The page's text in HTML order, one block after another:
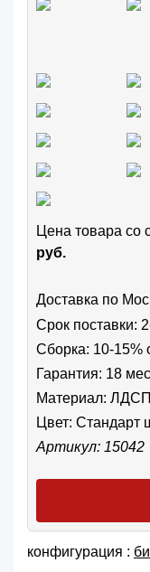
Цена товара cо
руб.
Доставка по
Срок поставки:
Сборка: 10-15%
Гарантия: 18
Материал:
Цвет: Стандарт
Артикул: 15042
конфигурация :